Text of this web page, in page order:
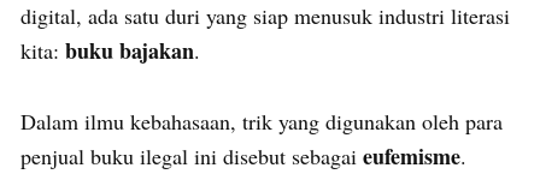
digital, ada satu duri yang siap menusuk industri literasi
kita: buku bajakan.
Dalam ilmu kebahasaan, trik yang digunakan oleh para
penjual buku ilegal ini disebut sebagai eufemisme.